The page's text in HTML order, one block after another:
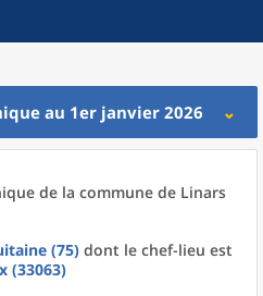
au 1er janvier 2026
de la commune de Linars
(75) dont le chef-lieu est
(33063)